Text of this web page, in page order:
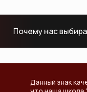
Почему нас
Данный знак